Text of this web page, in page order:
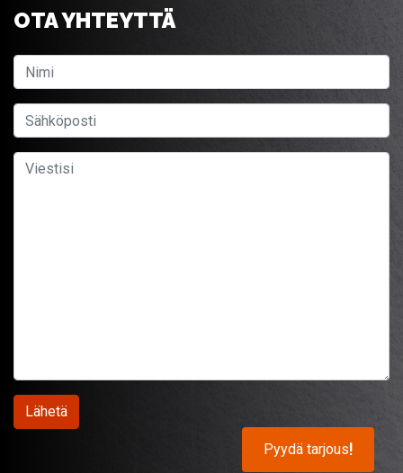
OTA YHTEYTTÄ
Pyydä tarjous!